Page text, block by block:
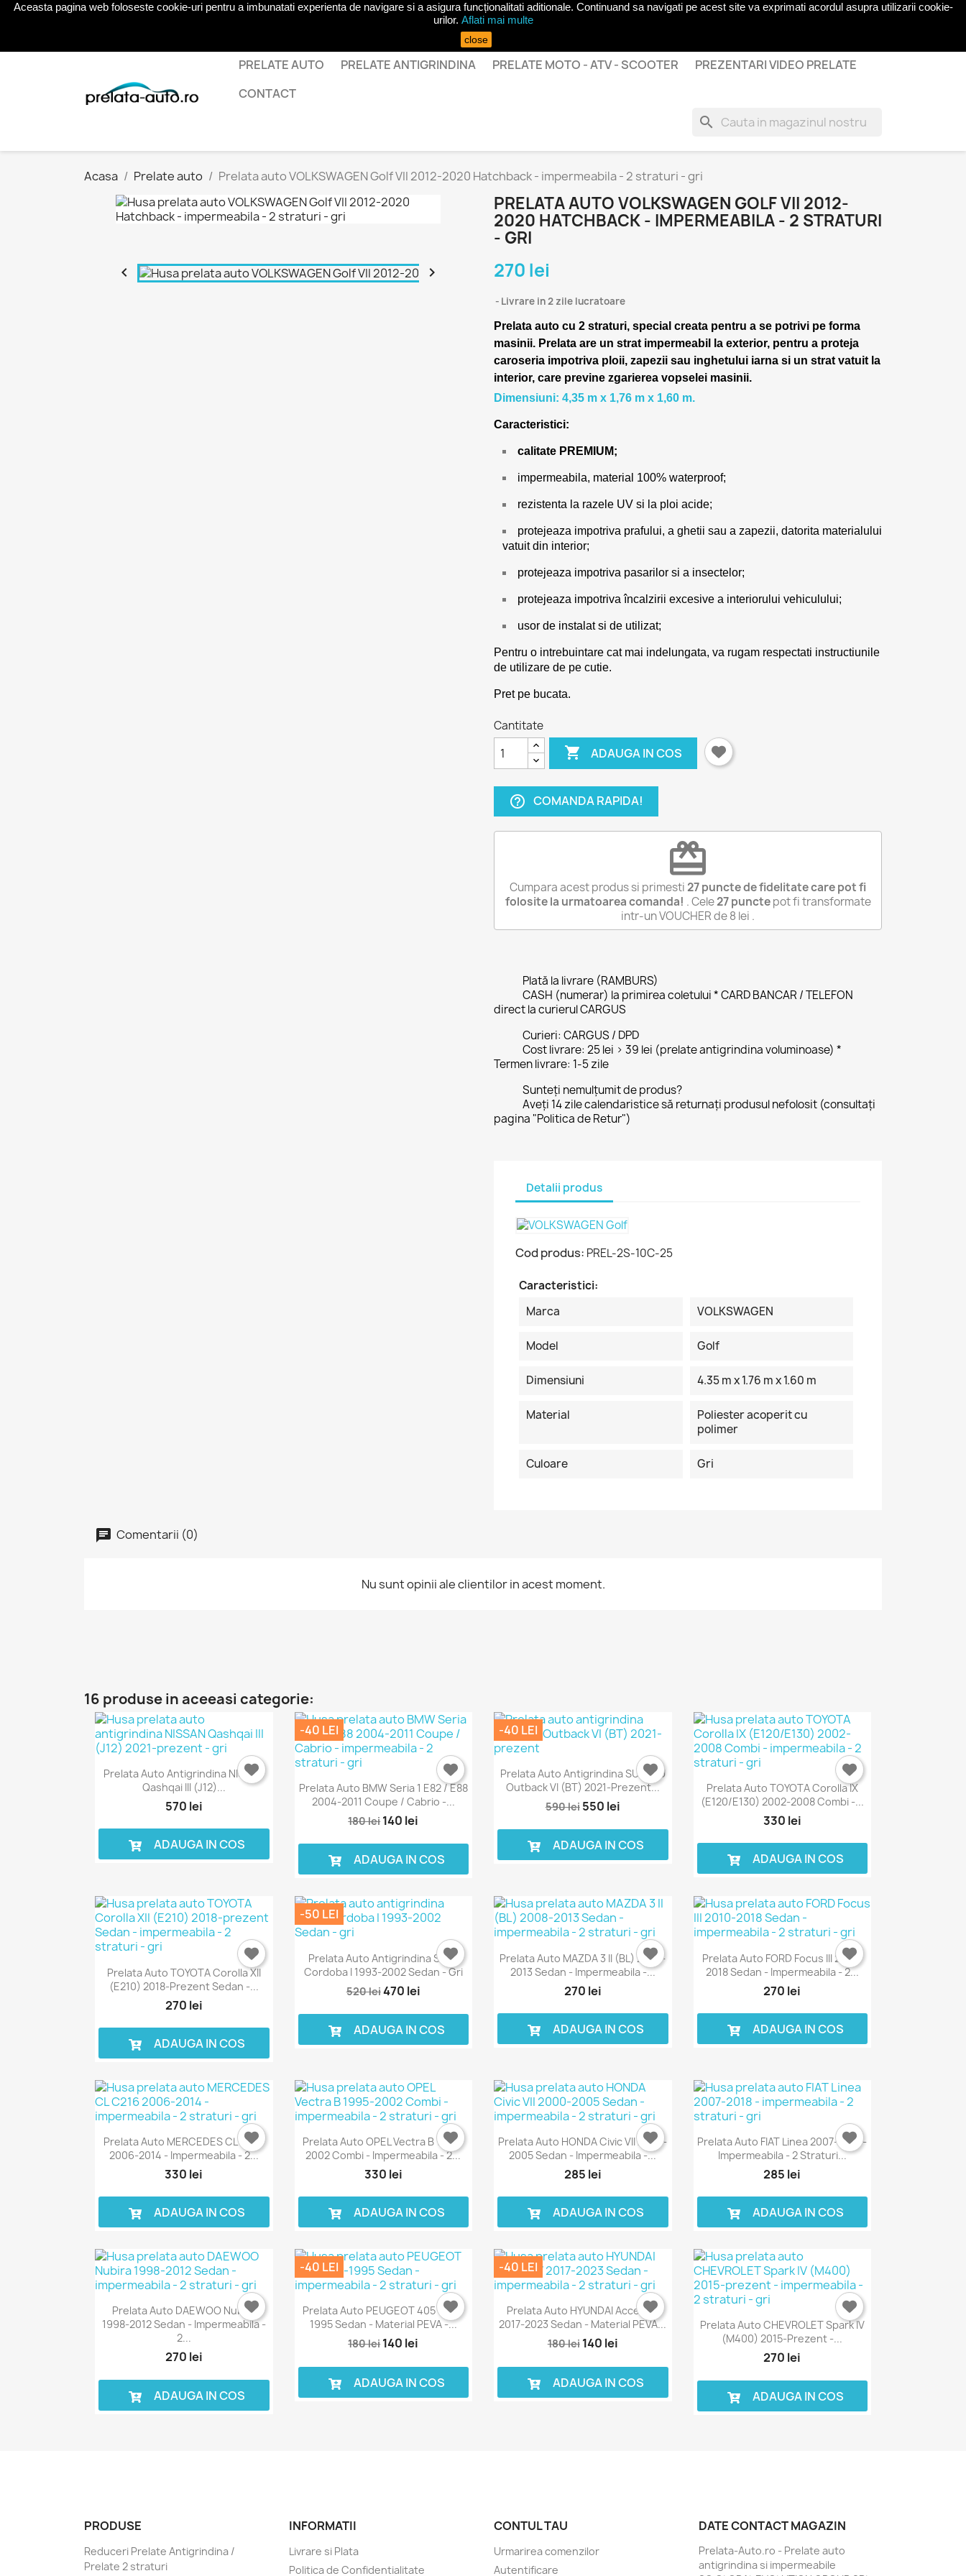
Autentificare (0)
PRELATE AUTO PRELATE ANTIGRINDINA PRELATE MOTO - ATV - SCOOTER
PREZENTARI VIDEO PRELATE
CONTACT
search
Acasa Prelate auto Prelata auto VOLKSWAGEN Golf VII 2012-2020 Hatchback - impermeabila - 2 straturi - gri
 
PRELATA AUTO VOLKSWAGEN GOLF VII 2012-
2020 HATCHBACK - IMPERMEABILA - 2 STRATURI
- GRI
270 lei
Livrare in 2 zile lucratoare
Prelata auto cu 2 straturi, special creata pentru a se potrivi pe forma
masinii. Prelata are un strat impermeabil la exterior, pentru a proteja
caroseria impotriva ploii, zapezii sau inghetului iarna si un strat vatuit la
interior, care previne zgarierea vopselei masinii.
Dimensiuni: 4,35 m x 1,76 m x 1,60 m.
Caracteristici:
calitate PREMIUM;
impermeabila, material 100% waterproof;
rezistenta la razele UV si la ploi acide;
protejeaza impotriva prafului, a ghetii sau a zapezii, datorita materialului
vatuit din interior;
protejeaza impotriva pasarilor si a insectelor;
protejeaza impotriva încalzirii excesive a interiorului vehiculului;
usor de instalat si de utilizat;
Pentru o intrebuintare cat mai indelungata, va rugam respectati instructiunile
de utilizare de pe cutie.
Pret pe bucata.
Cantitate
 ADAUGA IN COS
help_outline COMANDA RAPIDA!
redeem
Cumpara acest produs si primesti 27puncte de fidelitate care pot fi
folosite la urmatoarea comanda! . Cele27punctepot fi transformate
intr-un VOUCHER de8 lei .
Plată la livrare (RAMBURS)
CASH (numerar) la primirea coletului * CARD BANCAR / TELEFON
direct la curierul CARGUS
Curieri: CARGUS / DPD
Cost livrare: 25 lei > 39 lei (prelate antigrindina voluminoase) *
Termen livrare: 1-5 zile
Sunteți nemulțumit de produs?
Aveți 14 zile calendaristice să returnați produsul nefolosit (consultați
pagina "Politica de Retur")
Detalii produs
Cod produs: PREL-2S-10C-25
Caracteristici:
Marca
VOLKSWAGEN
Model Golf
Dimensiuni 4.35 m x 1.76 m x 1.60 m
Material
Poliester acoperit cu
polimer
Culoare Gri
Comentarii (0)
Nu sunt opinii ale clientilor in acest moment.
16 produse in aceeasi categorie:
Prelata Auto Antigrindina NISSAN
Qashqai III (J12)...
570 lei
ADAUGA IN COS
Prelata Auto BMW Seria 1 E82 / E88
2004-2011 Coupe / Cabrio -...
180 lei140 lei
-40 LEI
ADAUGA IN COS
Prelata Auto Antigrindina SUBARU
Outback VI (BT) 2021-Prezent...
590 lei 550 lei
-40 LEI
ADAUGA IN COS
Prelata Auto TOYOTA Corolla IX
(E120/E130) 2002-2008 Combi -...
330 lei
ADAUGA IN COS
Prelata Auto TOYOTA Corolla XII
(E210) 2018-Prezent Sedan -...
270 lei
ADAUGA IN COS
Prelata Auto Antigrindina SEAT
Cordoba I 1993-2002 Sedan - Gri
520 lei470 lei
-50 LEI
ADAUGA IN COS
Prelata Auto MAZDA 3 II (BL) 2008-
2013 Sedan - Impermeabila -...
270 lei
ADAUGA IN COS
Prelata Auto FORD Focus III 2010-
2018 Sedan - Impermeabila - 2...
270 lei
ADAUGA IN COS
Prelata Auto MERCEDES CL C216
2006-2014 - Impermeabila - 2...
330 lei
ADAUGA IN COS
Prelata Auto OPEL Vectra B 1995-
2002 Combi - Impermeabila - 2...
330 lei
ADAUGA IN COS
Prelata Auto HONDA Civic VII 2000-
2005 Sedan - Impermeabila -...
285 lei
ADAUGA IN COS
Prelata Auto FIAT Linea 2007-2018 -
Impermeabila - 2 Straturi...
285 lei
ADAUGA IN COS
Prelata Auto DAEWOO Nubira
1998-2012 Sedan - Impermeabila -
2...
270 lei
ADAUGA IN COS
Prelata Auto PEUGEOT 405 1987-
1995 Sedan - Material PEVA -...
180 lei140 lei
-40 LEI
ADAUGA IN COS
Prelata Auto HYUNDAI Accent V
2017-2023 Sedan - Material PEVA...
180 lei 140 lei
-40 LEI
ADAUGA IN COS
Prelata Auto CHEVROLET Spark IV
(M400) 2015-Prezent -...
270 lei
ADAUGA IN COS
PRODUSE
Reduceri Prelate Antigrindina /
Prelate 2 straturi
INFORMATII
Livrare si Plata
Politica de Confidentialitate
CONTUL TAU
Urmarirea comenzilor
Autentificare
DATE CONTACT MAGAZIN
Prelata-Auto.ro - Prelate auto
antigrindina si impermeabile
Aceasta pagina web foloseste cookie-uri pentru a imbunatati experienta de navigare si a asigura funcționalitati aditionale. Continuand sa navigati pe acest site va exprimati acordul asupra utilizarii cookie-
urilor. Aflati mai multe
close
Trebuie sa fi logat in contul de client pentru a salva produse in Lista de